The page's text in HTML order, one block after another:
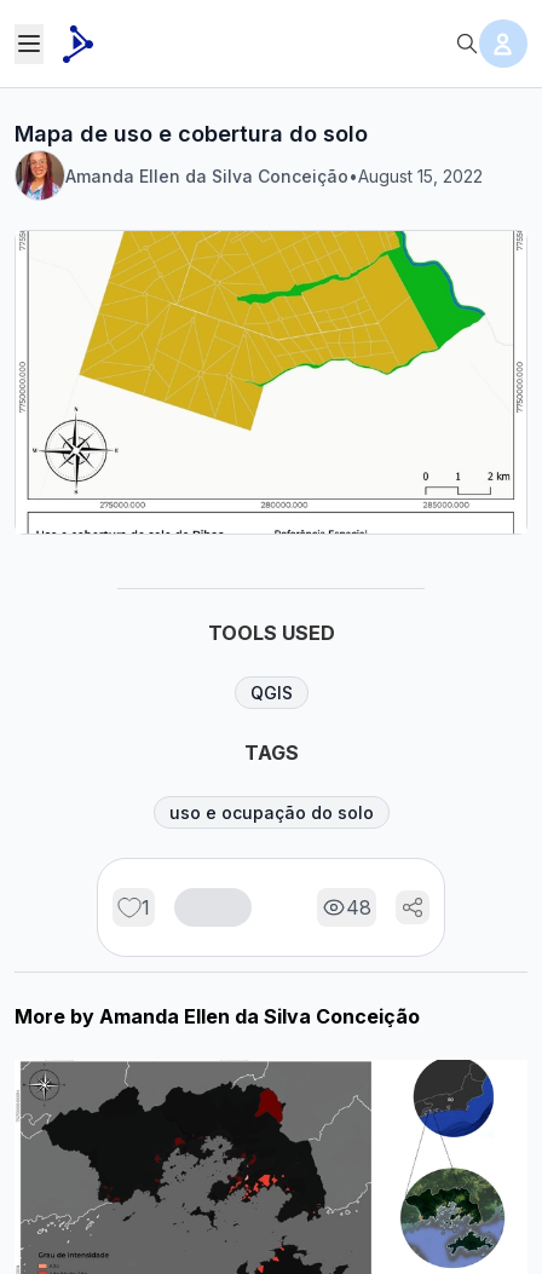
Mapa de uso e cobertura do solo
Amanda Ellen da Silva Conceição•August 15, 2022
TOOLS USED
QGIS
TAGS
uso e ocupação do solo
1 48
More by Amanda Ellen da Silva Conceição